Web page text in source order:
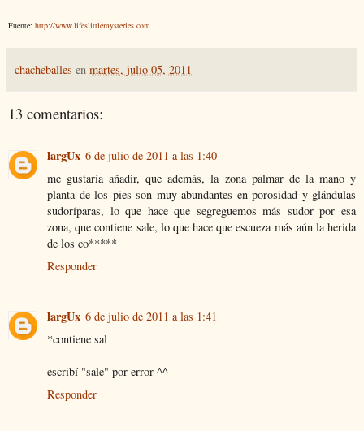
Fuente: http://www.lifeslittlemysteries.com
chacheballes en martes, julio 05, 2011
13 comentarios:
largUx 6 de julio de 2011 a las 1:40
me gustaría añadir, que además, la zona palmar de la mano y
planta de los pies son muy abundantes en porosidad y glándulas
sudoríparas, lo que hace que segreguemos más sudor por esa
zona, que contiene sale, lo que hace que escueza más aún la herida
de los co*****
Responder
largUx 6 de julio de 2011 a las 1:41
*contiene sal
escribí "sale" por error ^^
Responder